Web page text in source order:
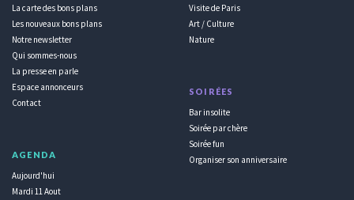
La carte des bons plans
Les nouveaux bons plans
Notre newsletter
Qui sommes-nous
La presse en parle
Espace annonceurs
Contact
AGENDA
Aujourd'hui
Mardi 11 Aout
Visite de Paris
Art / Culture
Nature
SOIRÉES
Bar insolite
Soirée par chère
Soirée fun
Organiser son anniversaire